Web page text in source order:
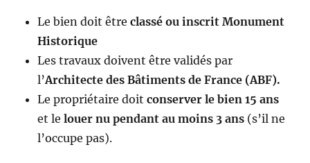
Le bien doit êtreclassé ou inscrit Monument
Historique
Les travaux doivent être validés par
l’Architecte des Bâtiments de France (ABF).
Le propriétaire doitconserver le bien 15 ans
et lelouer nu pendant au moins 3 ans (s’il ne
l’occupe pas).